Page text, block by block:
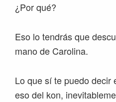
¿Por qué?
Eso lo tendrás que
mano de Carolina.
Lo que sí te puedo decir
eso del kon,